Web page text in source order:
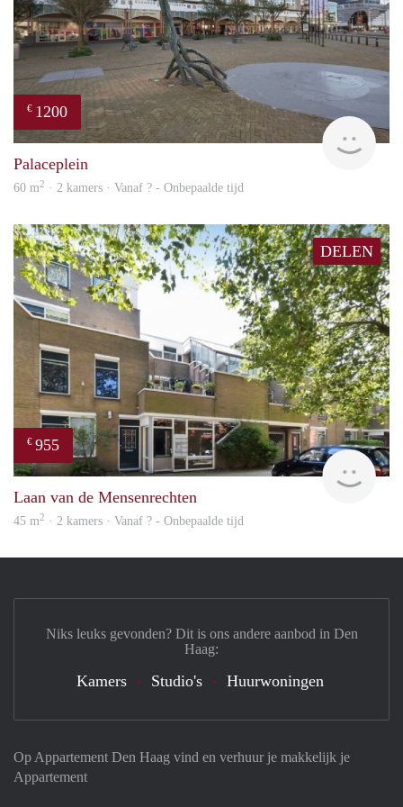
€ 1200
Palaceplein
60 m2 · 2 kamers · Vanaf ? - Onbepaalde tijd
DELEN
€ 955
Laan van de Mensenrechten
45 m2 · 2 kamers · Vanaf ? - Onbepaalde tijd
Op Appartement Den Haag vind en verhuur je makkelijk je
Appartement
Niks leuks gevonden? Dit is ons andere aanbod in Den
Haag:
Kamers Studio's Huurwoningen